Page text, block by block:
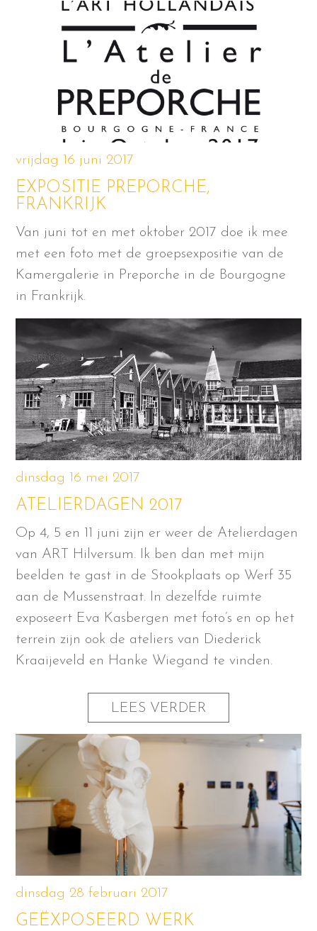
vrijdag 16 juni 2017
EXPOSITIE PREPORCHE,
FRANKRIJK
Van juni tot en met oktober 2017 doe ik mee
met een foto met de groepsexpositie van de
Kamergalerie in Preporche in de Bourgogne
in Frankrijk.
dinsdag 16 mei 2017
ATELIERDAGEN 2017
Op 4, 5 en 11 juni zijn er weer de Atelierdagen
van ART Hilversum. Ik ben dan met mijn
beelden te gast in de Stookplaats op Werf 35
aan de Mussenstraat. In dezelfde ruimte
exposeert Eva Kasbergen met foto’s en op het
terrein zijn ook de ateliers van Diederick
Kraaijeveld en Hanke Wiegand te vinden.
LEES VERDER
dinsdag 28 februari 2017
GEËXPOSEERD WERK